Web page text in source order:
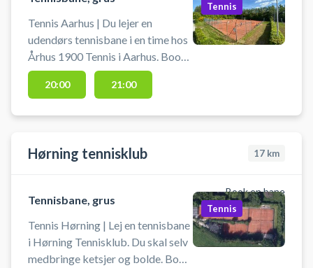
Aarhus bugten hos Skødstrup
Tennisklub. #Tennis-Skødstrup
#Book-tennisbane #Tennis-
Studstrup #Tennis-Løgten
Tennis Aarhus | Du lejer en
udendørs tennisbane i en time hos
Århus 1900 Tennis i Aarhus. Book
tennisbaner og spil tennis
udendørs i Aarhus på grusbanerne
dog ofte låneketsjere/bolde under
Tennis
20:00 21:00
Hørning tennisklub 17 km
Book en bane
Tennisbane, grus
Tennis Hørning | Lej en tennisbane
i Hørning Tennisklub. Du skal selv
medbringe ketsjer og bolde. Book
Tennis